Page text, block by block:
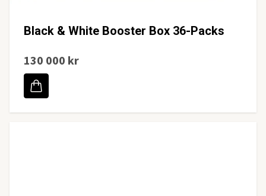
Black & White Booster Box 36-Packs
130 000 kr